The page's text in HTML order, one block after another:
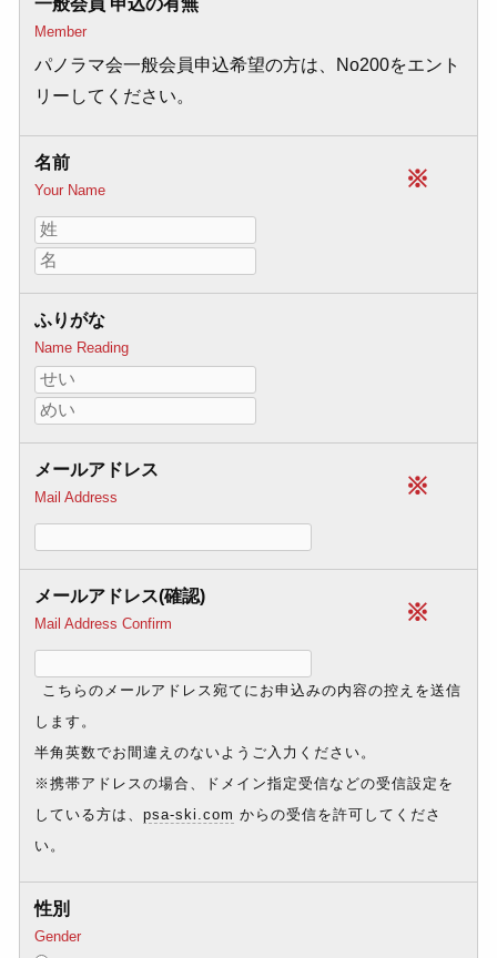
Member
パノラマ会一般会員申込希望の方は、No200をエント
リーしてください。
※
名前
Your Name
ふりがな
Name Reading
※
メールアドレス
Mail Address
※
メールアドレス(確認)
Mail Address Confirm
こちらのメールアドレス宛てにお申込みの内容の控えを送信
します。
半角英数でお間違えのないようご入力ください。
※携帯アドレスの場合、ドメイン指定受信などの受信設定を
している方は、 psa-ski.com からの受信を許可してくださ
い。
性別
Gender